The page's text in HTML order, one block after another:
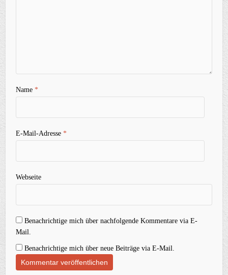
Name*
E-Mail-Adresse*
Webseite
Benachrichtige mich über nachfolgende Kommentare via E-
Mail.
Benachrichtige mich über neue Beiträge via E-Mail.